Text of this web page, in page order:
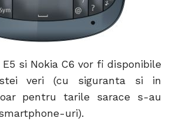
E5 si Nokia C6 vor fi disponibile
veri (cu siguranta si in
pentru tarile sarace s-au
uri).